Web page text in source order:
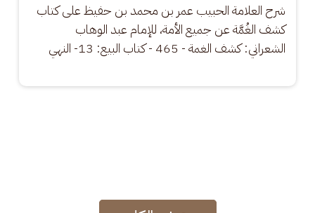
شرح العلامة الحبيب عمر بن محمد بن حفيظ على كتاب
كشف الغُمَّة عن جميع الأمة، للإمام عبد الوهاب
الشعراني: كشف الغمة - 465 - كتاب البيع: 13- النهي